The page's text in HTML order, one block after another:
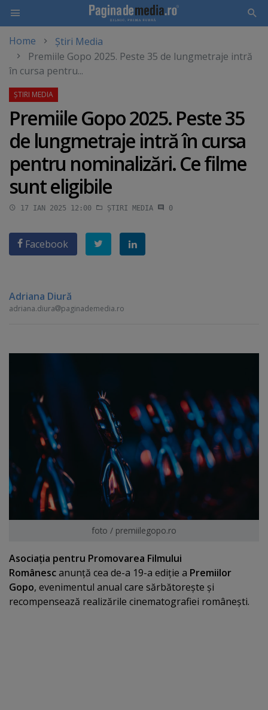
main
content
Home
Știri Media
Premiile Gopo 2025. Peste 35 de lungmetraje intră
în cursa pentru...
Premiile Gopo 2025. Peste 35
de lungmetraje intră în cursa
pentru nominalizări. Ce filme
sunt eligibile
17 IAN 2025 12:00 ȘTIRI MEDIA 0
Facebook
Adriana Diură
adriana.diura paginademedia.ro
foto / premiilegopo.ro
Asociaţia pentru Promovarea Filmului
Românescanunţă cea de-a 19-a ediţie a Premiilor
Gopo, evenimentul anual care sărbătoreşte şi
recompensează realizările cinematografiei româneşti.